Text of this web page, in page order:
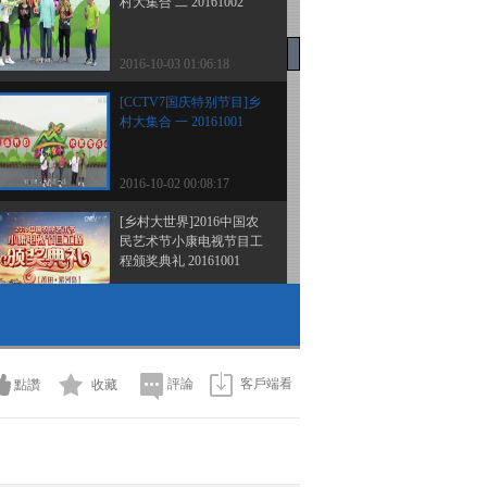
2016-10-03 01:06:18
[CCTV7国庆特别节目]乡
村大集合 一 20161001
2016-10-02 00:08:17
[乡村大世界]2016中国农
民艺术节小康电视节目工
程颁奖典礼 20161001
2016-09-24 20:17:15
普新区 20160917
點讚 收藏 評論 客戶端看